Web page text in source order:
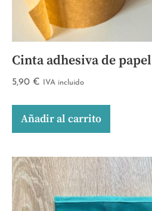
Cinta adhesiva de papel
5,90 € IVA incluido
Añadir al carrito